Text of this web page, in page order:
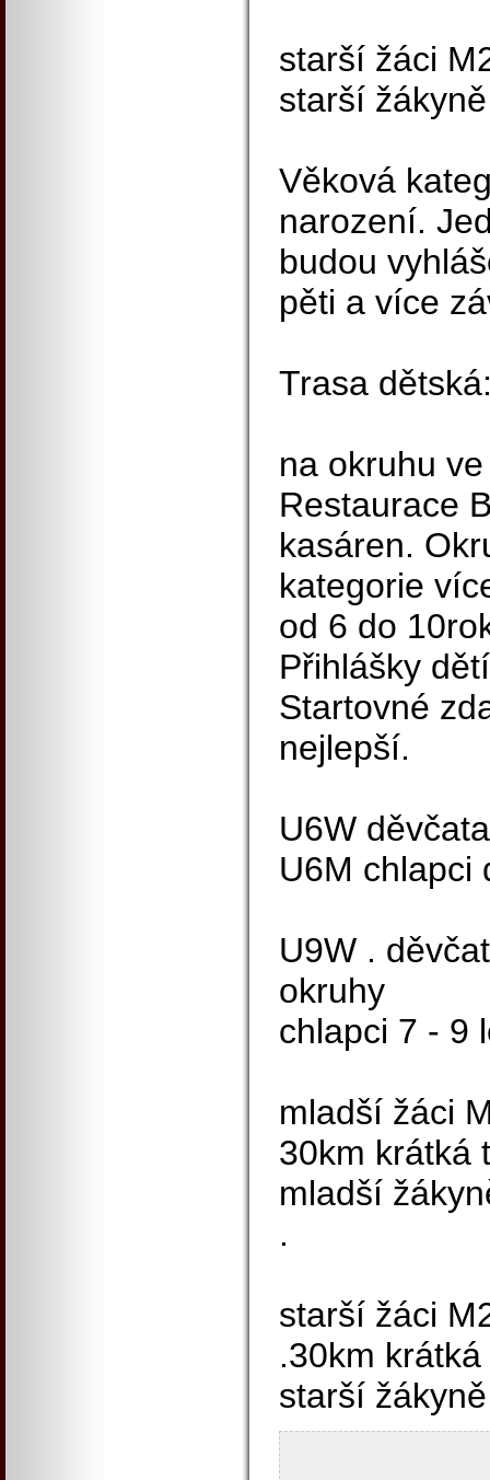
starší žáci
starší
Věková
narození.
budou
pěti a více
Trasa
na okruhu
Restaurace
kasáren.
kategorie
od 6 do
Přihlášky
Startovné
nejlepší.
U6W
U6M chlapci
U9W .
okruhy
chlapci 7 - 9
mladší žáci
30km krátká
mladší
.
starší žáci
.30km
starší